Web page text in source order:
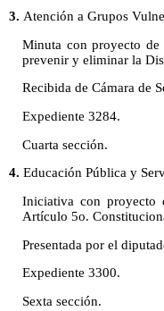
3. Atención a Grupos
Minuta con proyecto
prevenir y eliminar la
Recibida de Cámara de
Expediente 3284.
Cuarta sección.
4. Educación Pública y
Iniciativa con proyecto
Artículo 5o.
Presentada por el
Expediente 3300.
Sexta sección.